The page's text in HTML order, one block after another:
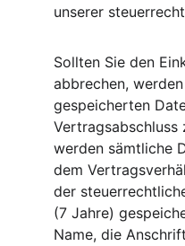
unserer
Sollten Sie den
abbrechen,
gespeicherten
Vertragsabschluss
werden sämtliche
dem
der
(7 Jahre)
Name, die